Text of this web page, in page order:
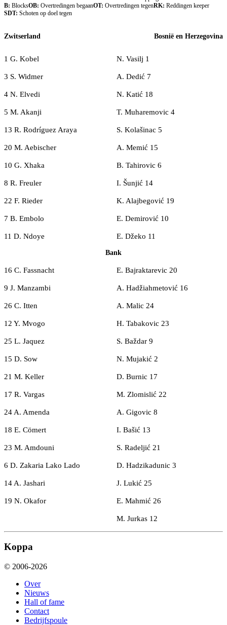
B: BlocksOB: Overtredingen begaanOT: Overtredingen tegenRK: Reddingen keeper
SDT: Schoten op doel tegen
Zwitserland Bosnië en Herzegovina
1 G. Kobel N. Vasilj 1
3 S. Widmer A. Dedić 7
4 N. Elvedi N. Katić 18
5 M. Akanji T. Muharemovic 4
13 R. Rodríguez Araya S. Kolašinac 5
20 M. Aebischer A. Memić 15
10 G. Xhaka B. Tahirovic 6
8 R. Freuler I. Šunjić 14
22 F. Rieder K. Alajbegović 19
7 B. Embolo E. Demirović 10
11 D. Ndoye E. Džeko 11
Bank
16 C. Fassnacht E. Bajraktarevic 20
9 J. Manzambi A. Hadžiahmetović 16
26 C. Itten A. Malic 24
12 Y. Mvogo H. Tabakovic 23
25 L. Jaquez S. Baždar 9
15 D. Sow N. Mujakić 2
21 M. Keller D. Burnic 17
17 R. Vargas M. Zlomislić 22
24 A. Amenda A. Gigovic 8
18 E. Cömert I. Bašić 13
23 M. Amdouni S. Radeljić 21
6 D. Zakaria Lako Lado D. Hadzikadunic 3
14 A. Jashari J. Lukić 25
19 N. Okafor E. Mahmić 26
M. Jurkas 12
Koppa
© 2006-2026
Over
Nieuws
Hall of fame
Contact
Bedrijfspoule